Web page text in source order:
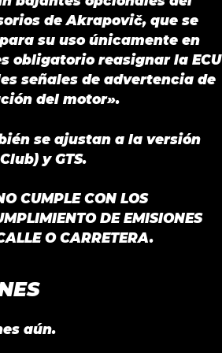
de Akrapovič, que se
su uso únicamente en
obligatorio reasignar la ECU
señales de advertencia de
del motor».
se ajustan a la versión
y GTS.
CUMPLE CON LOS
DE EMISIONES
O CARRETERA.
aún.